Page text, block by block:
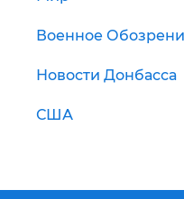
Военное
Новости Донбасса
США